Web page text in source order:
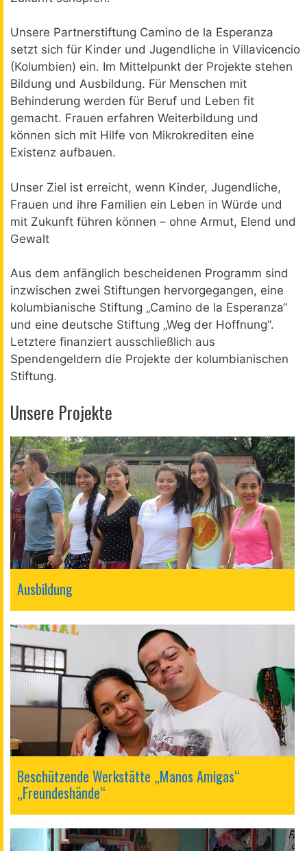
Unsere Partnerstiftung Camino de la Esperanza
setzt sich für Kinder und Jugendliche in Villavicencio
(Kolumbien) ein. Im Mittelpunkt der Projekte stehen
Bildung und Ausbildung. Für Menschen mit
Behinderung werden für Beruf und Leben fit
gemacht. Frauen erfahren Weiterbildung und
können sich mit Hilfe von Mikrokrediten eine
Existenz aufbauen.
Unser Ziel ist erreicht, wenn Kinder, Jugendliche,
Frauen und ihre Familien ein Leben in Würde und
mit Zukunft führen können – ohne Armut, Elend und
Gewalt
Aus dem anfänglich bescheidenen Programm sind
inzwischen zwei Stiftungen hervorgegangen, eine
kolumbianische Stiftung „Camino de la Esperanza“
und eine deutsche Stiftung „Weg der Hoffnung“.
Letztere finanziert ausschließlich aus
Spendengeldern die Projekte der kolumbianischen
Stiftung.
Unsere Projekte
Ausbildung
Beschützende Werkstätte „Manos Amigas“
„Freundeshände“